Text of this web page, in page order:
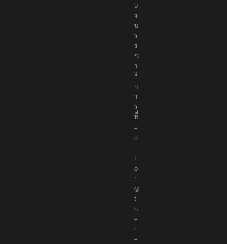
อ
ง
บ
ร
ร
ณ
า
ธิ
ก
า
ร
ที่
e
d
i
t
o
r
@
t
h
e
r
e